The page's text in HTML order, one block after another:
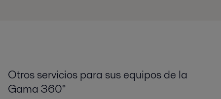
Otros servicios para sus equipos de la
Gama 360°